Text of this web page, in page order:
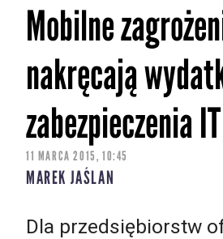
Mobilne
nakręcają
zabezpieczenia IT
11 MARCA 2015, 10:45
MAREK JAŚLAN
Dla przedsiębiorstw